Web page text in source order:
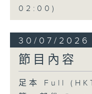
02:00)
30/07/2026
節目內容
足本 Full